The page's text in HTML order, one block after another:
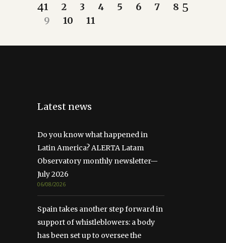
1 2 3 4 5 6 7
8
9
10 11
Latest news
Do you know what happened in
Latin America? ALERTA Latam
Observatory monthly newsletter—
July 2026
06/08/2026
Spain takes another step forward in
support of whistleblowers: a body
has been set up to oversee the